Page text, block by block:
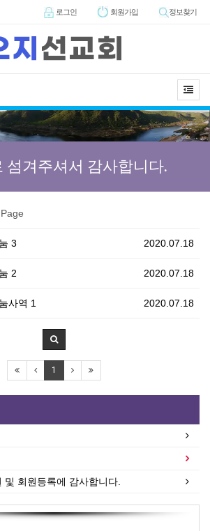
로그인 회원가입 정보찾기
섬겨주셔서 감사합니다.
Page
2020.07.18
3
2020.07.18
2
2020.07.18
사역 1
1
및 회원등록에 감사합니다.